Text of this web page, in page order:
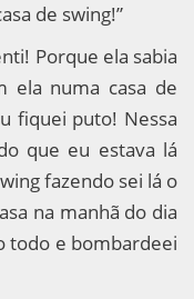
de swing!”
Porque ela sabia
ela numa casa de
fiquei puto! Nessa
que eu estava lá
fazendo sei lá o
na manhã do dia
todo e bombardeei